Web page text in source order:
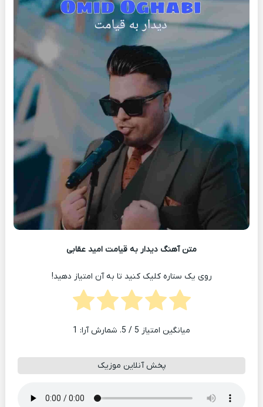
متن آهنگ دیدار به قیامت امید عقابی
روی یک ستاره کلیک کنید تا به آن امتیاز دهید!
میانگین امتیاز 5 / 5. شمارش آرا: 1
پخش آنلاین موزیک